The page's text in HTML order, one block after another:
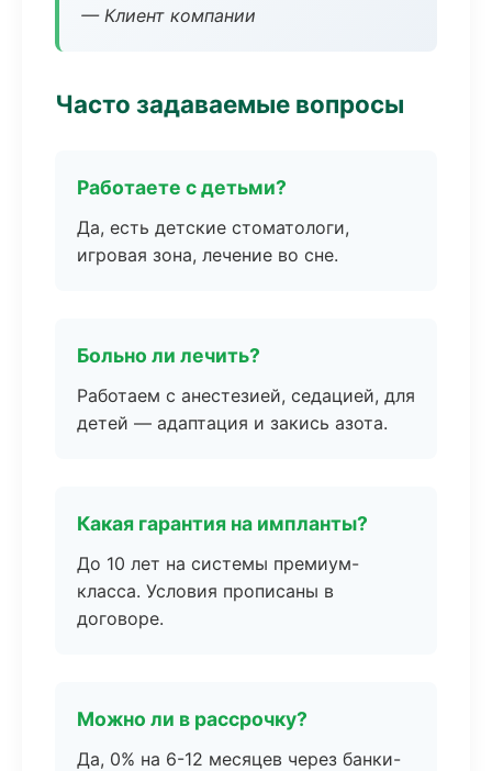
— Клиент компании
Часто задаваемые вопросы
Работаете с детьми?
Да, есть детские стоматологи,
игровая зона, лечение во сне.
Больно ли лечить?
Работаем с анестезией, седацией, для
детей — адаптация и закись азота.
Какая гарантия на импланты?
До 10 лет на системы премиум-
класса. Условия прописаны в
договоре.
Можно ли в рассрочку?
Да, 0% на 6-12 месяцев через банки-